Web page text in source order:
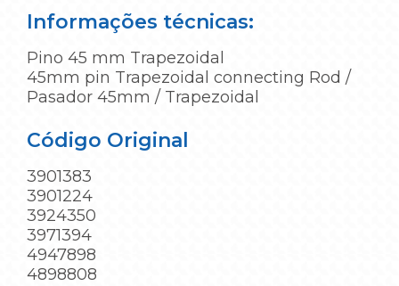
Informações técnicas:
Pino 45 mm Trapezoidal
45mm pin Trapezoidal connecting Rod /
Pasador 45mm / Trapezoidal
Código Original
3901383
3901224
3924350
3971394
4947898
4898808